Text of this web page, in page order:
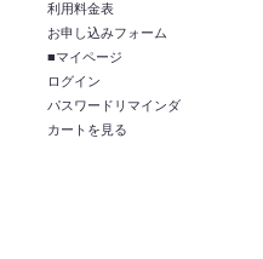
利用料金表
お申し込みフォーム
■マイページ
ログイン
パスワードリマインダ
カートを見る